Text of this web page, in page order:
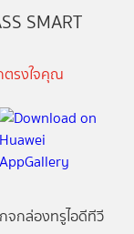
SMART
ตรงใจคุณ
จกล่องทรูไอดีทีวี